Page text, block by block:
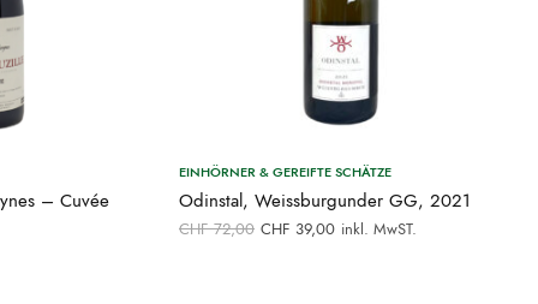
– Cuvée
EINHÖRNER & GEREIFTE SCHÄTZE
Odinstal, Weissburgunder GG, 2021
CHF72,00 Ursprünglicher
Preis war:
CHF 39,00Aktueller
inkl. MwST.